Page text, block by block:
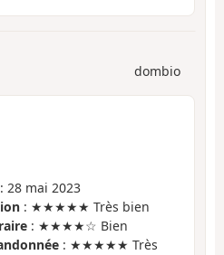
dombio
: 28 mai 2023
: ★★★★★ Très bien
: ★★★★☆ Bien
: ★★★★★ Très